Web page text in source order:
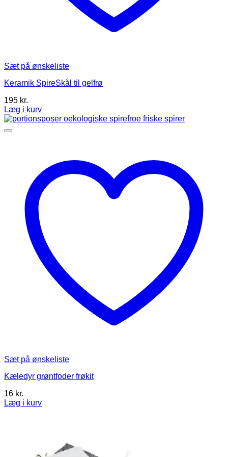
Sæt på ønskeliste
Keramik SpireSkål til gelfrø
195 kr.
Læg i kurv
Sæt på ønskeliste
Kæledyr grøntfoder frøkit
16 kr.
Læg i kurv